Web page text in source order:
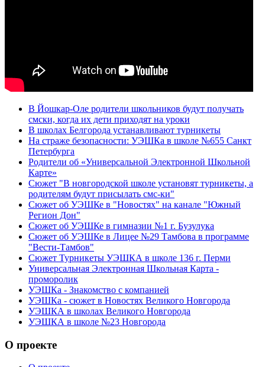
В Йошкар-Оле родители школьников будут получать
смски, когда их дети приходят на уроки
В школах Белгорода устанавливают турникеты
На страже безопасности: УЭШКа в школе №655 Санкт
Петербурга
Родители об «Универсальной Электронной Школьной
Карте»
Сюжет "В новгородской школе установят турникеты, а
родителям будут присылать смс-ки"
Сюжет об УЭШКе в "Новостях" на канале "Южный
Регион Дон"
Сюжет об УЭШКе в гимназии №1 г. Бузулука
Сюжет об УЭШКе в Лицее №29 Тамбова в программе
"Вести-Тамбов"
Сюжет Турникеты УЭШКА в школе 136 г. Перми
Универсальная Электронная Школьная Карта -
проморолик
УЭШКа - Знакомство с компанией
УЭШКа - сюжет в Новостях Великого Новгорода
УЭШКА в школах Великого Новгорода
УЭШКА в школе №23 Новгорода
О проекте